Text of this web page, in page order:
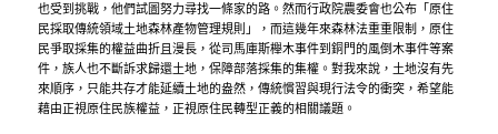
也受到挑戰，他們試圖努力尋找一條家的路。然而行政院農委會也公布「原住
民採取傳統領域土地森林產物管理規則」，而這幾年來森林法重重限制，原住
民爭取採集的權益曲折且漫長，從司馬庫斯櫸木事件到銅門的風倒木事件等案
件，族人也不斷訴求歸還土地，保障部落採集的集權。對我來說，土地沒有先
來順序，只能共存才能延續土地的盎然，傳統慣習與現行法令的衝突，希望能
藉由正視原住民族權益，正視原住民轉型正義的相關議題。